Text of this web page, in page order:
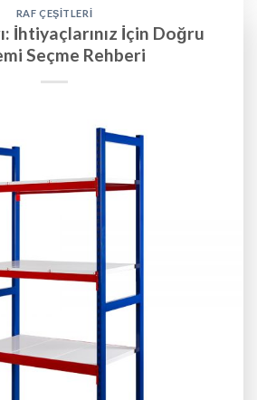
RAF ÇEŞITLERI
İhtiyaçlarınız İçin Doğru
Seçme Rehberi